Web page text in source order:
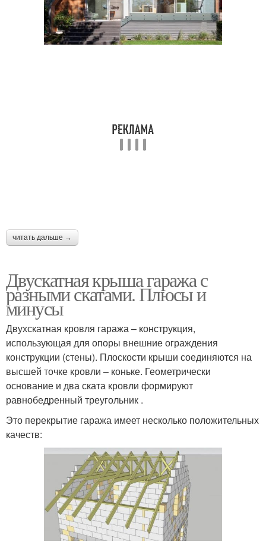
Крыша для гаража Ассиметричная крыша
Крыша с разной длиной
читать дальше →
Двускатная крыша гаража с
разными скатами. Плюсы и
минусы
Двухскатная кровля гаража – конструкция,
использующая для опоры внешние ограждения
конструкции (стены). Плоскости крыши соединяются на
высшей точке кровли – коньке. Геометрически
основание и два ската кровли формируют
равнобедренный треугольник .
Это перекрытие гаража имеет несколько положительных
качеств: